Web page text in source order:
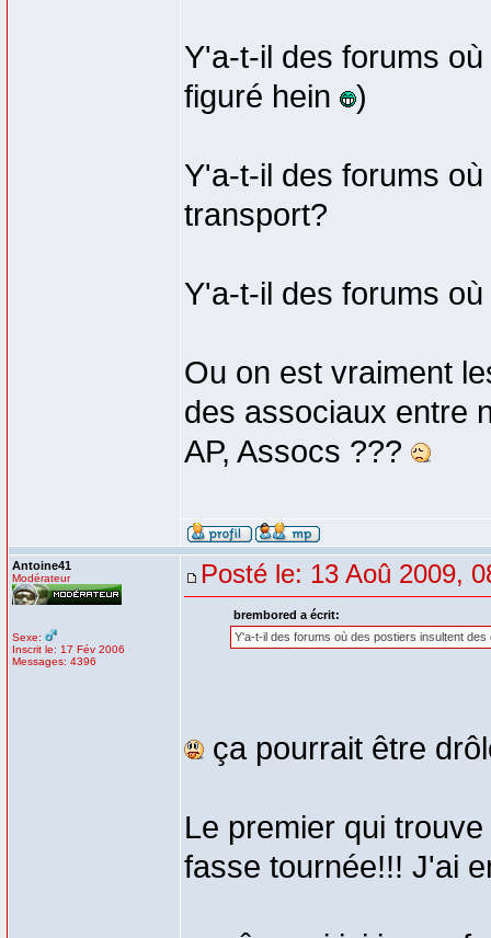
Y'a-t-il des forums
figuré hein
)
Y'a-t-il des forums
transport?
Y'a-t-il des forums
Ou on est vraiment
des associaux entre
AP, Assocs ???
Antoine41
Modérateur
Sexe:
Inscrit le: 17 Fév 2006
Messages: 4396
Posté le: 13 Aoû 2009,
brembored a écrit:
Y'a-t-il des forums où des postiers insultent des
ça pourrait être
Le premier qui
fasse tournée!!! J'ai